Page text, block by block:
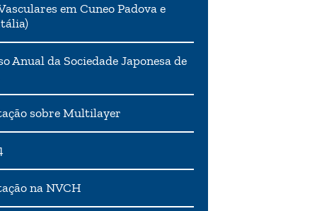
em Cuneo Padova e
Anual da Sociedade Japonesa de
sobre Multilayer
na NVCH